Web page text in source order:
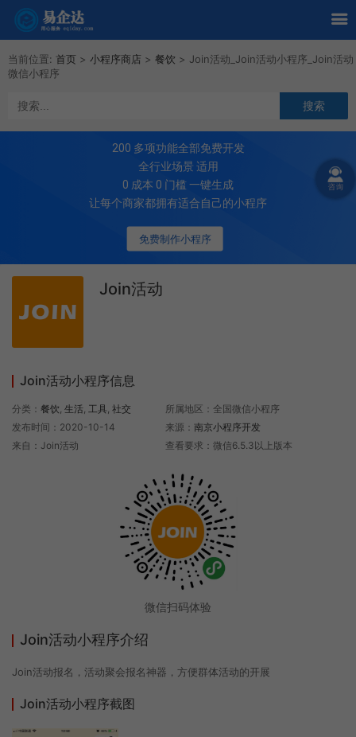
当前位置: 首页 > 小程序商店 > 餐饮 > Join活动_Join活动小程序_Join活动
微信小程序
免费制作小程序
200 多项功能全部免费开发
全行业场景 适用
0 成本 0 门槛 一键生成
让每个商家都拥有适合自己的小程序
Join活动
Join活动小程序信息
分类： 餐饮, 生活, 工具, 社交
发布时间：2020-10-14
来自：Join活动
所属地区：全国微信小程序
来源：南京小程序开发
查看要求：微信6.5.3以上版本
微信扫码体验
Join活动小程序介绍
Join活动报名，活动聚会报名神器，方便群体活动的开展
Join活动小程序截图